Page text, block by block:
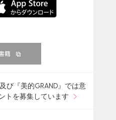
籍
び『美的GRAND』では意
トを募集しています